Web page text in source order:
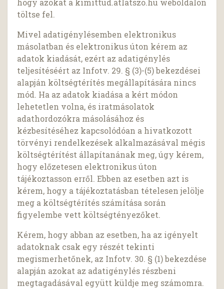
hogy azokat a kimittud.atlatszo.hu weboldalon
töltse fel.
Mivel adatigénylésemben elektronikus
másolatban és elektronikus úton kérem az
adatok kiadását, ezért az adatigénylés
teljesítéséért az Infotv. 29. § (3)-(5) bekezdései
alapján költségtérítés megállapítására nincs
mód. Ha az adatok kiadása a kért módon
lehetetlen volna, és iratmásolatok
adathordozókra másolásához és
kézbesítéséhez kapcsolódóan a hivatkozott
törvényi rendelkezések alkalmazásával mégis
költségtérítést állapítanának meg, úgy kérem,
hogy előzetesen elektronikus úton
tájékoztasson erről. Ebben az esetben azt is
kérem, hogy a tájékoztatásban tételesen jelölje
meg a költségtérítés számítása során
figyelembe vett költségtényezőket.
Kérem, hogy abban az esetben, ha az igényelt
adatoknak csak egy részét tekinti
megismerhetőnek, az Infotv. 30. § (1) bekezdése
alapján azokat az adatigénylés részbeni
megtagadásával együtt küldje meg számomra.